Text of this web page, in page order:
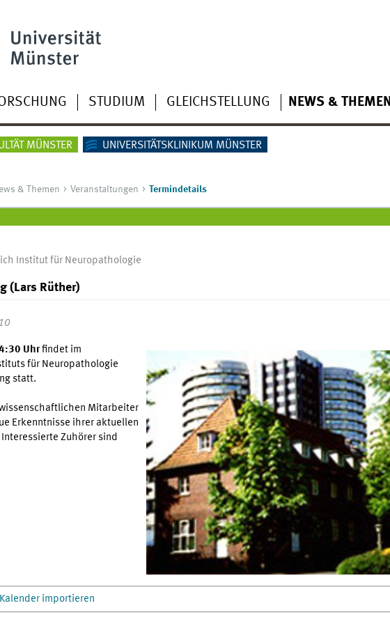
STUDIUM GLEICHSTELLUNG NEWS & THEMEN
MÜNSTER UNIVERSITÄTSKLINIKUM MÜNSTER
& Themen Veranstaltungen Termindetails
Institut für Neuropathologie
(Lars Rüther)
Uhrfindet im
für Neuropathologie
statt.
Mitarbeiter
Erkenntnisse ihrer aktuellen
Zuhörer sind
importieren